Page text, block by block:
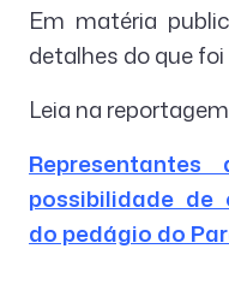
Em matéria
detalhes do que
Leia na
possibilidade de
do pedágio do